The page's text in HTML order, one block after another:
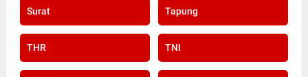
Surat Tapung
THR TNI